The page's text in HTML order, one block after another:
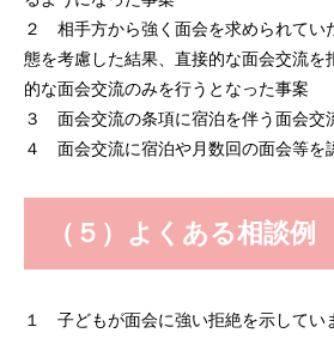
２ 相手方から強く面会を求められてい
態を考慮した結果、直接的な面会交流を
的な面会交流のみを行うとなった事案
３ 面会交流の条項に宿泊を伴う面会交
４ 面会交流に宿泊や月数回の面会等を
（５）よくある相談例
１ 子どもが面会に強い拒絶を示してい